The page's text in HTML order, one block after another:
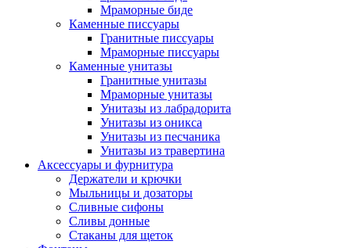
Мраморные биде
Каменные писсуары
Гранитные писсуары
Мраморные писсуары
Каменные унитазы
Гранитные унитазы
Мраморные унитазы
Унитазы из лабрадорита
Унитазы из оникса
Унитазы из песчаника
Унитазы из травертина
Аксессуары и фурнитура
Держатели и крючки
Мыльницы и дозаторы
Сливные сифоны
Сливы донные
Стаканы для щеток